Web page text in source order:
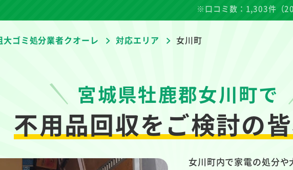
※口コミ数：1,303件（
ゴミ処分業者クオーレ 対応エリア 女川町
宮城県牡鹿郡女川町で
不用品回収をご検討の
女川町内で家電の処分